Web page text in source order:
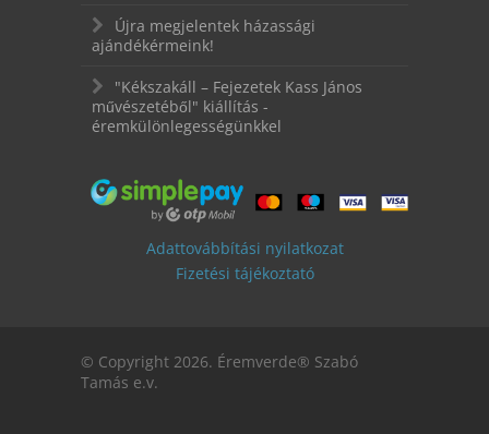
Újra megjelentek házassági
ajándékérmeink!
"Kékszakáll – Fejezetek Kass János
művészetéből" kiállítás -
éremkülönlegességünkkel
Adattovábbítási nyilatkozat
Fizetési tájékoztató
© Copyright 2026. Éremverde® Szabó
Tamás e.v.